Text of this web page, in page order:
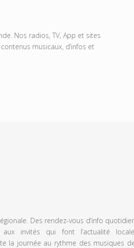
Nos radios, TV, App et sites
musicaux, d’infos et
Des rendez-vous d’info
invités qui font l’actualité
la journée au rythme des musiques